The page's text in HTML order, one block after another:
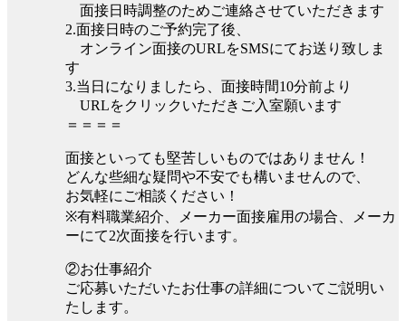
面接日時調整のためご連絡させていただきます
2.面接日時のご予約完了後、
オンライン面接のURLをSMSにてお送り致しま
す
3.当日になりましたら、面接時間10分前より
URLをクリックいただきご入室願います
＝＝＝＝
面接といっても堅苦しいものではありません！
どんな些細な疑問や不安でも構いませんので、
お気軽にご相談ください！
※有料職業紹介、メーカー面接雇用の場合、メーカ
ーにて2次面接を行います。
②お仕事紹介
ご応募いただいたお仕事の詳細についてご説明い
たします。